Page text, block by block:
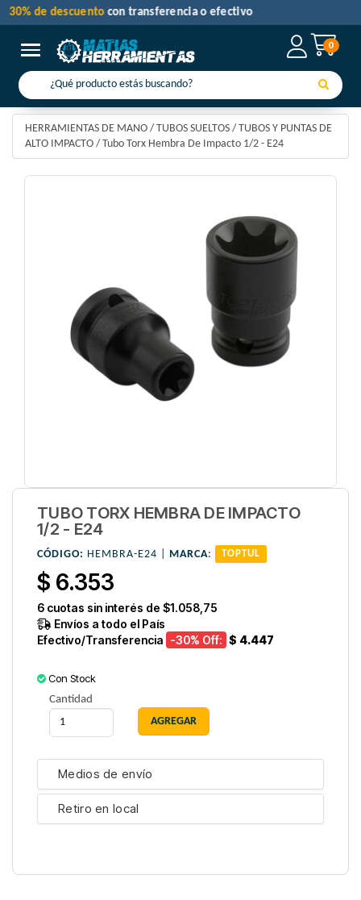
0
Toggle navigation
30% de descuentocon transferencia o efectivo
HERRAMIENTAS DE MANO / TUBOS SUELTOS / TUBOS Y PUNTAS DE
ALTO IMPACTO / Tubo Torx Hembra De Impacto 1/2 - E24
TUBO TORX HEMBRA DE IMPACTO
1/2 - E24
CÓDIGO: HEMBRA-E24 | MARCA: TOPTUL
$ 6.353
6 cuotas sin interés de $1.058,75
Envíos a todo el País
Efectivo/Transferencia -30% Off: $ 4.447
Con Stock
Cantidad
Medios de envío
Retiro en local